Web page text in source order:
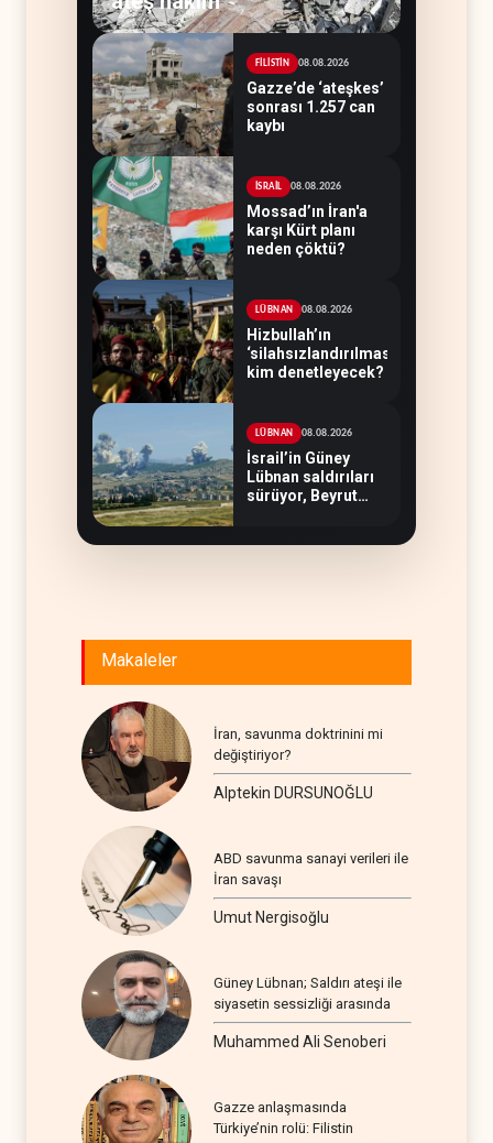
FİLİSTİN 08.08.2026
Gazze’de ‘ateşkes’
sonrası 1.257 can
kaybı
İSRAİL 08.08.2026
Mossad’ın İran'a
karşı Kürt planı
neden çöktü?
LÜBNAN 08.08.2026
Hizbullah’ın
‘silahsızlandırılmasını’
kim denetleyecek?
LÜBNAN 08.08.2026
İsrail’in Güney
Lübnan saldırıları
sürüyor, Beyrut
Makaleler
İran, savunma doktrinini mi
değiştiriyor?
Alptekin DURSUNOĞLU
ABD savunma sanayi verileri ile
İran savaşı
Umut Nergisoğlu
Güney Lübnan; Saldırı ateşi ile
siyasetin sessizliği arasında
Muhammed Ali Senoberi
Gazze anlaşmasında
Türkiye’nin rolü: Filistin